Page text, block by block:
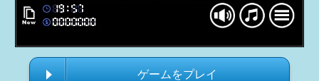
ゲームをプレイ